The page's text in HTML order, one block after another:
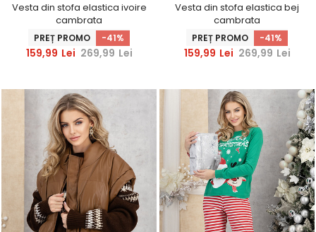
Vesta din stofa elastica ivoire
cambrata
PREȚ PROMO -41%
159,99 Lei 269,99 Lei
Vesta din stofa elastica bej
cambrata
PREȚ PROMO -41%
159,99 Lei 269,99 Lei